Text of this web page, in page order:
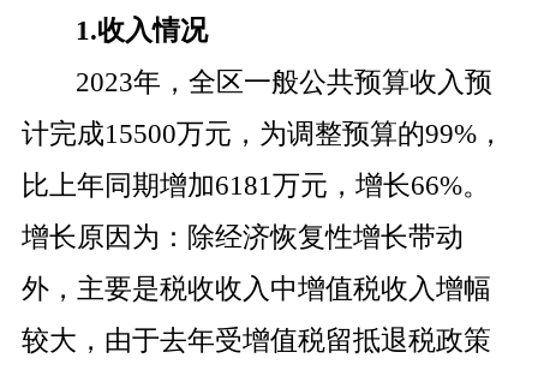
1.收入情况
2023年，全区一般公共预算收入预
计完成15500万元，为调整预算的99%，
比上年同期增加6181万元，增长66%。
增长原因为：除经济恢复性增长带动
外，主要是税收收入中增值税收入增幅
较大，由于去年受增值税留抵退税政策